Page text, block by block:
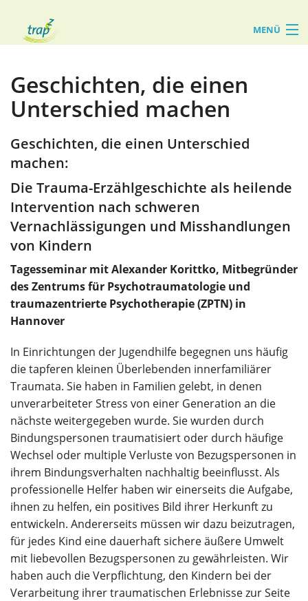
MENÜ
Über uns
Geschichten, die einen
Unterschied machen
Geschichten, die einen Unterschied
machen:
Die Trauma-Erzählgeschichte als heilende
Intervention nach schweren
Vernachlässigungen und Misshandlungen
von Kindern
Tagesseminar mit Alexander Korittko, Mitbegründer
des Zentrums für Psychotraumatologie und
traumazentrierte Psychotherapie (ZPTN) in
Hannover
In Einrichtungen der Jugendhilfe begegnen uns häufig
die tapferen kleinen Überlebenden innerfamiliärer
Traumata. Sie haben in Familien gelebt, in denen
unverarbeiteter Stress von einer Generation an die
nächste weitergegeben wurde. Sie wurden durch
Bindungspersonen traumatisiert oder durch häufige
Wechsel oder multiple Verluste von Bezugspersonen in
ihrem Bindungsverhalten nachhaltig beeinflusst. Als
professionelle Helfer haben wir einerseits die Aufgabe,
ihnen zu helfen, ein positives Bild ihrer Herkunft zu
entwickeln. Andererseits müssen wir dazu beizutragen,
für jedes Kind eine dauerhaft sichere äußere Umwelt
mit liebevollen Bezugspersonen zu gewährleisten. Wir
haben auch die Verpflichtung, den Kindern bei der
Verarbeitung ihrer traumatischen Erlebnisse zur Seite